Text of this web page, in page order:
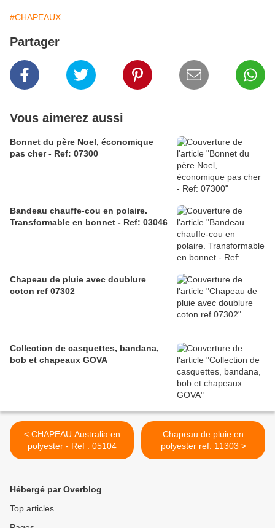
#CHAPEAUX
Partager
Vous aimerez aussi
Bonnet du père Noel, économique
pas cher - Ref: 07300
Bandeau chauffe-cou en polaire.
Transformable en bonnet - Ref: 03046
Chapeau de pluie avec doublure
coton ref 07302
Collection de casquettes, bandana,
bob et chapeaux GOVA
< CHAPEAU Australia en
polyester - Ref : 05104
Chapeau de pluie en
polyester ref. 11303 >
Hébergé par Overblog
Top articles